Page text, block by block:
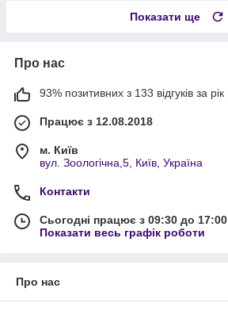
Показати ще
Про нас
93% позитивних з 133 відгуків за рік
Працює з 12.08.2018
м. Київ
вул. Зоологічна,5, Київ, Україна
Контакти
Сьогодні працює з 09:30 до 17:00
Показати весь графік роботи
Про нас